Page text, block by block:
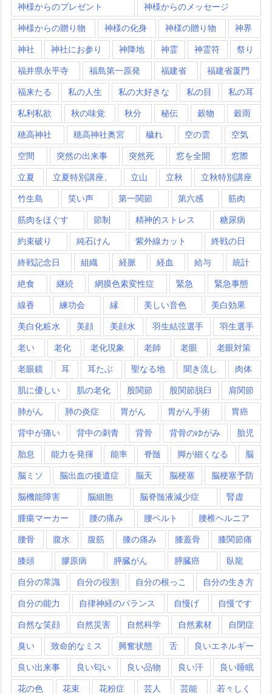
神様からのプレゼント 神様からのメッセージ
神様からの贈り物 神様の化身 神様の贈り物 神界
神社 神社にお参り 神降地 神霊 神霊符 祭り
福井県永平寺 福島第一原発 福建省 福建省厦門
福来たる 私の人生 私の大好きな 私の目 私の耳
私利私欲 秋の味覚 秋分 秘伝 穀物 穀雨
穂高神社 穂高神社奥宮 穢れ 空の雲 空気
空間 突然の出来事 突然死 窓を全開 窓際
立夏 立夏特別講座、 立山 立秋 立秋特別講座
竹生島 笑い声 第一関節 第六感 筋肉
筋肉をほぐす 節制 精神的ストレス 糖尿病
約束破り 純石けん 紫外線カット 終戦の日
終戦記念日 組織 経脈 経血 給与 統計
絶食 継続 網膜色素変性症 緊急 緊急事態
線香 練功会 縁 美しい音色 美白効果
美白化粧水 美顔 美顔水 羽生結弦選手 羽生選手
老い 老化 老化現象 老師 老眼 老眼対策
老眼鏡 耳 耳たぶ 聖なる地 聞き流し 肉体
肌に優しい 肌の老化 股関節 股関節脱臼 肩関節
肺がん 肺の炎症 胃がん 胃がん手術 胃癌
背中が痛い 背中の刺青 背骨 背骨のゆがみ 胎児
胎息 能力を発揮 能率 脊髄 脚が細くなる 脳
脳ミソ 脳出血の後遺症 脳天 脳梗塞 脳梗塞予防
脳機能障害 脳細胞 脳脊髄液減少症 腎虚
腫瘍マーカー 腰の痛み 腰ベルト 腰椎ヘルニア
腰骨 腹水 腹筋 膝の痛み 膝蓋骨 膝関節痛
膝頭 膠原病 膵臓がん 膵臓癌 臥龍
自分の常識 自分の役割 自分の根っこ 自分の生き方
自分の能力 自律神経のバランス 自慢げ 自慢です
自然な笑顔 自然災害 自然科学 自然素材 自閉症
臭い 致命的なミス 興奮状態 舌 良いエネルギー
良い出来事 良い匂い 良い品物 良い汗 良い睡眠
花の色 花束 花粉症 芸人 芸能 若々しく